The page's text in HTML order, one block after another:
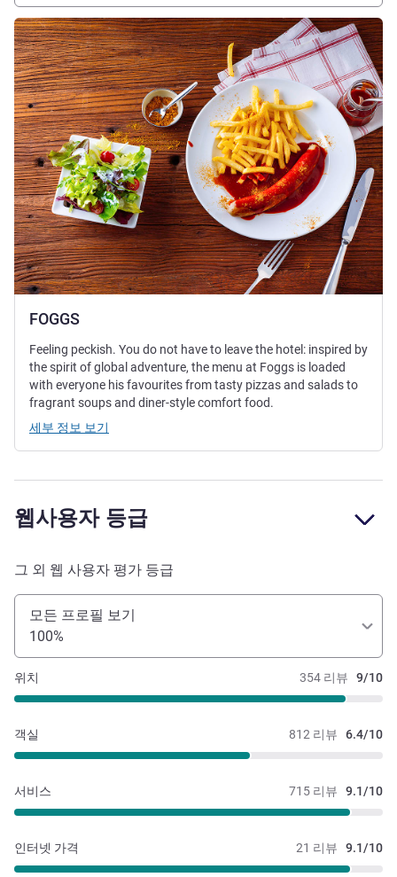
FOGGS
세부 정보 보기
Feeling peckish. You do not have to leave the hotel: inspired by
the spirit of global adventure, the menu at Foggs is loaded
with everyone his favourites from tasty pizzas and salads to
fragrant soups and diner-style comfort food.
세부 정보 보기
웹사용자 등급
그 외 웹 사용자 평가 등급
모든 프로필 보기
100%
354 리뷰 9/10
위치
812 리뷰 6.4/10
객실
715 리뷰 9.1/10
서비스
21 리뷰 9.1/10
인터넷 가격